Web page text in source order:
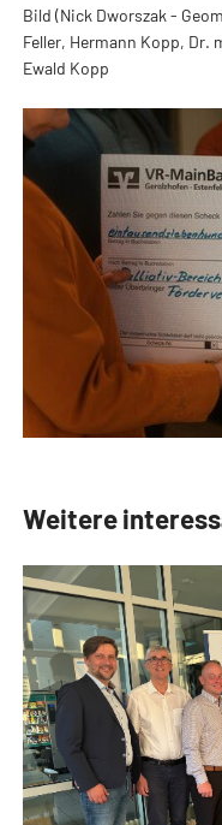
Bild (Nick Dworszak -
Feller, Hermann Kopp, Dr.
Ewald Kopp
Weitere